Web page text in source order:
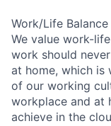
Work/Life Balance
We value work-
work should
at home, which
of our working
workplace and at
achieve in the